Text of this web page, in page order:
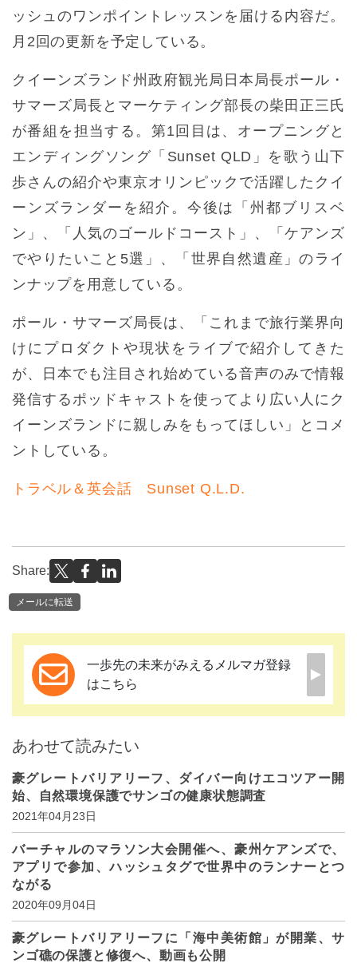
ッシュのワンポイントレッスンを届ける内容だ。
月2回の更新を予定している。
クイーンズランド州政府観光局日本局長ポール・
サマーズ局長とマーケティング部長の柴田正三氏
が番組を担当する。第1回目は、オープニングと
エンディングソング「Sunset QLD」を歌う山下
歩さんの紹介や東京オリンピックで活躍したクイ
ーンズランダーを紹介。今後は「州都ブリスベ
ン」、「人気のゴールドコースト」、「ケアンズ
でやりたいこと5選」、「世界自然遺産」のライ
ンナップを用意している。
ポール・サマーズ局長は、「これまで旅行業界向
けにプロダクトや現状をライブで紹介してきた
が、日本でも注目され始めている音声のみで情報
発信するポッドキャストを使ってより広い人にク
イーンズランドに親しみをもってほしい」とコメ
ントしている。
トラベル＆英会話 Sunset Q.L.D.
Share:
メールに転送
一歩先の未来がみえるメルマガ登録
はこちら
あわせて読みたい
豪グレートバリアリーフ、ダイバー向けエコツアー開
始、自然環境保護でサンゴの健康状態調査
2021年04月23日
バーチャルのマラソン大会開催へ、豪州ケアンズで、
アプリで参加、ハッシュタグで世界中のランナーとつ
ながる
2020年09月04日
豪グレートバリアリーフに「海中美術館」が開業、サ
ンゴ礁の保護と修復へ、動画も公開